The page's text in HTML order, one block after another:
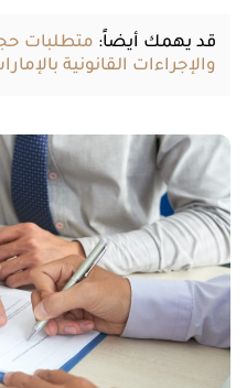
قد يهمك أيضاً: متطلبات
والإجراءات القانونية بالإمارات